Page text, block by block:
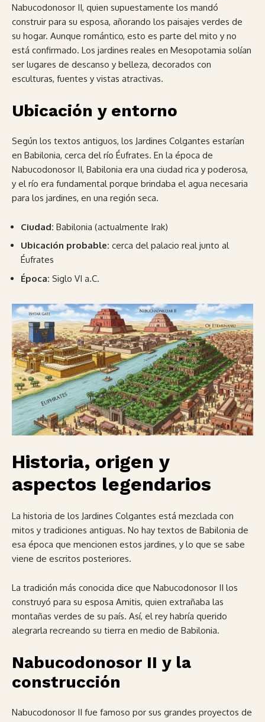
Nabucodonosor II, quien supuestamente los mandó
construir para su esposa, añorando los paisajes verdes de
su hogar. Aunque romántico, esto es parte del mito y no
está confirmado. Los jardines reales en Mesopotamia solían
ser lugares de descanso y belleza, decorados con
esculturas, fuentes y vistas atractivas.
Ubicación y entorno
Según los textos antiguos, los Jardines Colgantes estarían
en Babilonia, cerca del río Éufrates. En la época de
Nabucodonosor II, Babilonia era una ciudad rica y poderosa,
y el río era fundamental porque brindaba el agua necesaria
para los jardines, en una región seca.
Ciudad: Babilonia (actualmente Irak)
Ubicación probable: cerca del palacio real junto al
Éufrates
Época: Siglo VI a.C.
Historia, origen y
aspectos legendarios
La historia de los Jardines Colgantes está mezclada con
mitos y tradiciones antiguas. No hay textos de Babilonia de
esa época que mencionen estos jardines, y lo que se sabe
viene de escritos posteriores.
La tradición más conocida dice que Nabucodonosor II los
construyó para su esposa Amitis, quien extrañaba las
montañas verdes de su país. Así, el rey habría querido
alegrarla recreando su tierra en medio de Babilonia.
Nabucodonosor II y la
construcción
Nabucodonosor II fue famoso por sus grandes proyectos de